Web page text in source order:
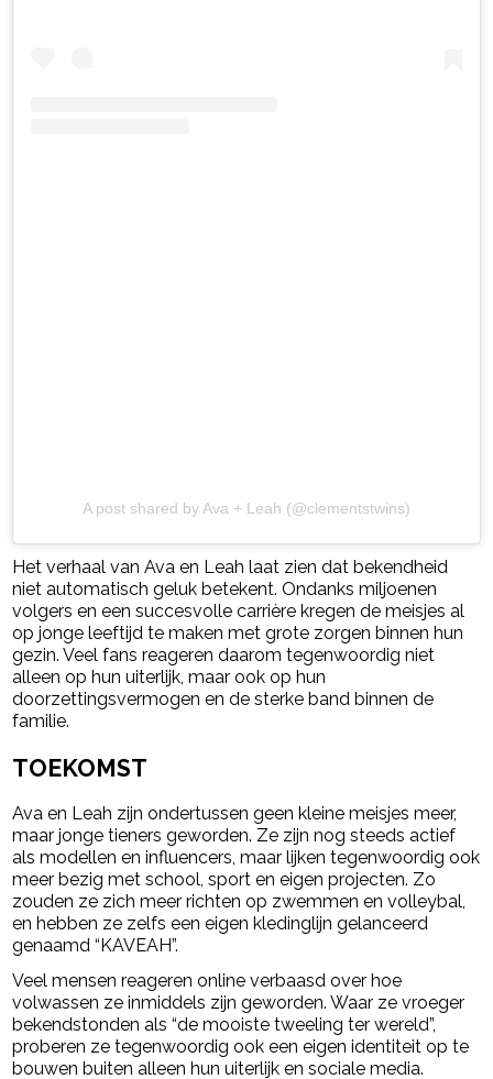
A post shared by Ava + Leah (@clementstwins)
Het verhaal van Ava en Leah laat zien dat bekendheid
niet automatisch geluk betekent. Ondanks miljoenen
volgers en een succesvolle carrière kregen de meisjes al
op jonge leeftijd te maken met grote zorgen binnen hun
gezin. Veel fans reageren daarom tegenwoordig niet
alleen op hun uiterlijk, maar ook op hun
doorzettingsvermogen en de sterke band binnen de
familie.
TOEKOMST
Ava en Leah zijn ondertussen geen kleine meisjes meer,
maar jonge tieners geworden. Ze zijn nog steeds actief
als modellen en influencers, maar lijken tegenwoordig ook
meer bezig met school, sport en eigen projecten. Zo
zouden ze zich meer richten op zwemmen en volleybal,
en hebben ze zelfs een eigen kledinglijn gelanceerd
genaamd “KAVEAH”.
Veel mensen reageren online verbaasd over hoe
volwassen ze inmiddels zijn geworden. Waar ze vroeger
bekendstonden als “de mooiste tweeling ter wereld”,
proberen ze tegenwoordig ook een eigen identiteit op te
bouwen buiten alleen hun uiterlijk en sociale media.